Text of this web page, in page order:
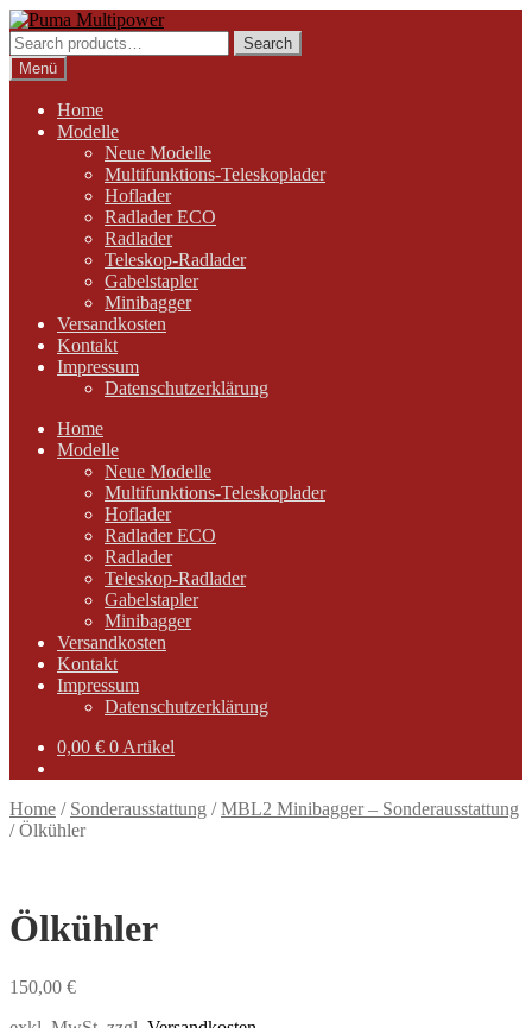
Zur
Navigation
springen
Zum
Inhalt
springen
Search
for:
Search
Menü
Home
Modelle
Neue Modelle
Multifunktions-Teleskoplader
Hoflader
Radlader ECO
Radlader
Teleskop-Radlader
Gabelstapler
Minibagger
Versandkosten
Kontakt
Impressum
Datenschutzerklärung
Home
Modelle
Neue Modelle
Multifunktions-Teleskoplader
Hoflader
Radlader ECO
Radlader
Teleskop-Radlader
Gabelstapler
Minibagger
Versandkosten
Kontakt
Impressum
Datenschutzerklärung
0,00 € 0 Artikel
Home / Sonderausstattung /MBL2 Minibagger – Sonderausstattung
/Ölkühler
Ölkühler
150,00 €